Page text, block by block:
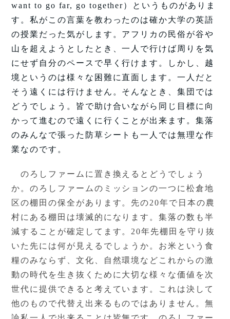
want to go far, go together）というものがありま
す。私がこの言葉を教わったのは確か大学の英語
の授業だった気がします。アフリカの民俗が谷や
山を超えようとしたとき、一人で行けば周りを気
にせず自分のペースで早く行けます。しかし、越
境というのは様々な困難に直面します。一人だと
そう遠くには行けません。そんなとき、集団では
どうでしょう。皆で助け合いながら同じ目標に向
かって進むので遠くに行くことが出来ます。集落
のみんなで張った防草シートも一人では無理な作
業なのです。
のろしファームに置き換えるとどうでしょう
か。のろしファームのミッションの一つに松倉地
区の棚田の保全があります。先の20年で日本の農
村にある棚田は壊滅的になります。集落の数も半
減することが確定してます。20年先棚田を守り抜
いた先には何が見えるでしょうか。お米という食
糧のみならず、文化、自然環境などこれからの激
動の時代を生き抜くために大切な様々な価値を次
世代に提供できると考えています。これは決して
他のもので代替え出来るものではありません。無